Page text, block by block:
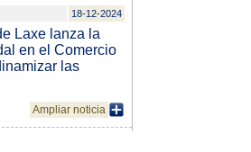
18-12-2024
Laxe lanza la
en el Comercio
las
Ampliar noticia